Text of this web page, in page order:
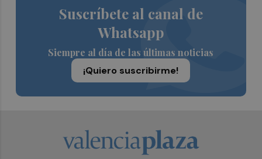
Suscríbete al canal de
Whatsapp
Siempre al día de las últimas noticias
¡Quiero suscribirme!